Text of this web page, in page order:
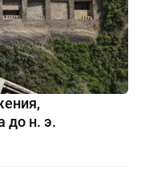
до н. э.